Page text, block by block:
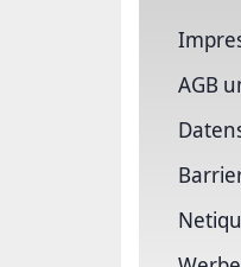
AGB